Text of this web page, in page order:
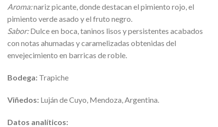
Aroma:nariz picante, donde destacan el pimiento rojo, el
pimiento verde asado y el fruto negro.
Sabor:Dulce en boca, taninos lisos y persistentes acabados
con notas ahumadas y caramelizadas obtenidas del
envejecimiento en barricas de roble.
Bodega: Trapiche
Viñedos: Luján de Cuyo, Mendoza, Argentina.
Datos analíticos: